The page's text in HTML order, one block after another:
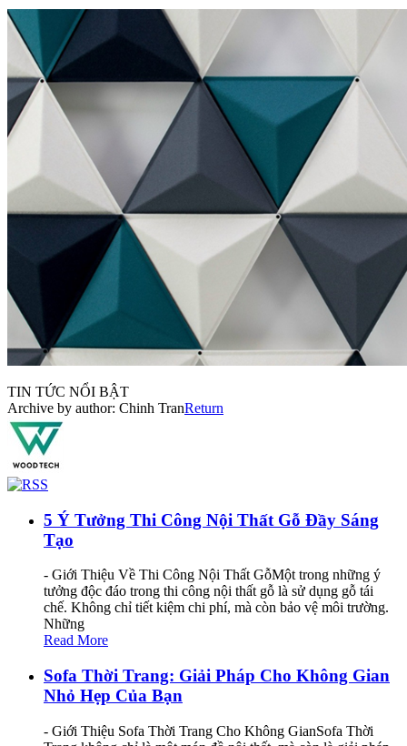
TIN TỨC NỔI BẬT
Archive by author: Chinh TranReturn
5 Ý Tưởng Thi Công Nội Thất Gỗ Đầy Sáng
Tạo
- Giới Thiệu Về Thi Công Nội Thất GỗMột trong những ý
tưởng độc đáo trong thi công nội thất gỗ là sử dụng gỗ tái
chế. Không chỉ tiết kiệm chi phí, mà còn bảo vệ môi trường.
Những
Read More
Sofa Thời Trang: Giải Pháp Cho Không Gian
Nhỏ Hẹp Của Bạn
- Giới Thiệu Sofa Thời Trang Cho Không GianSofa Thời